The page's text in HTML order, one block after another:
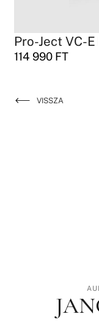
Pro-Ject VC-
114 990 FT
VISSZA